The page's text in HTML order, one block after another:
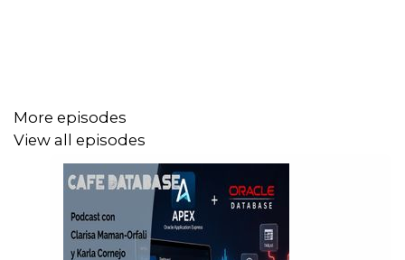
Prepárate un café y disfruta de nuestra charla!
More episodes
View all episodes